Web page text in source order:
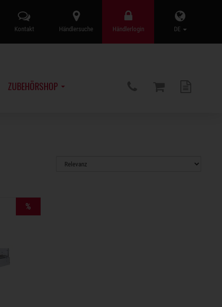
DE
Händlerlogin
Händlersuche
Kontakt
ZUBEHÖRSHOP
%